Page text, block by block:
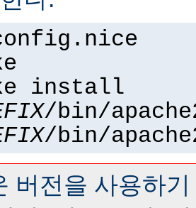
install
/bin/
/bin/
버전을 사용하